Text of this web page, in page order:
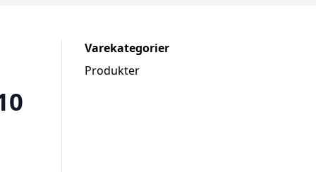
Varekategorier
Produkter